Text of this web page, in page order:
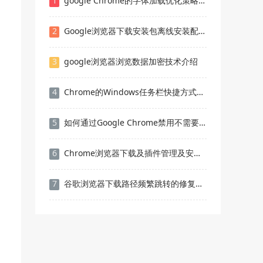
2 Google浏览器下载安装包离线安装配置技巧
3 google浏览器浏览数据加密技术介绍
4 Chrome的Windows任务栏快捷方式管理
5 如何通过Google Chrome禁用不需要的通知
6 Chrome浏览器下载及插件管理及安全设置操作
7 谷歌浏览器下载路径频繁跳转的修复方法